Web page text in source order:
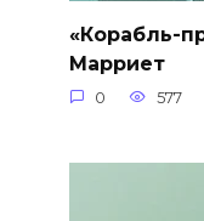
«Корабль-
Марриет
0 577